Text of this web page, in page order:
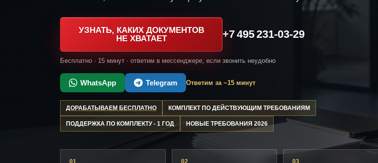
УЗНАТЬ, КАКИХ ДОКУМЕНТОВ
НЕ ХВАТАЕТ
+7 495 231-03-29
Бесплатно · 15 минут · ответим в мессенджере, если звонить неудобно
WhatsApp Telegram Ответим за ~15 минут
ДОРАБАТЫВАЕМ БЕСПЛАТНО КОМПЛЕКТ ПО ДЕЙСТВУЮЩИМ ТРЕБОВАНИЯМ
ПОДДЕРЖКА ПО КОМПЛЕКТУ - 1 ГОД НОВЫЕ ТРЕБОВАНИЯ 2026